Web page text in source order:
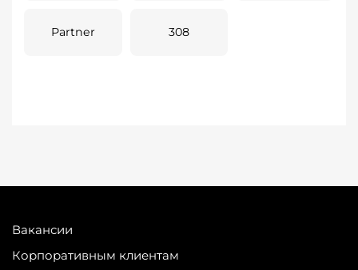
Partner 308
Вакансии
Корпоративным клиентам